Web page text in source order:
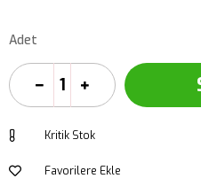
Adet
Kritik Stok
Favorilere Ekle